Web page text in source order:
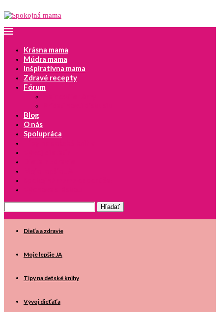
Krásna mama
Múdra mama
Inšpiratívna mama
Zdravé recepty
Fórum
Blog
O nás
Spolupráca
Dieťa a zdravie
Moje lepšie JA
Tipy na detské knihy
Vývoj dieťaťa